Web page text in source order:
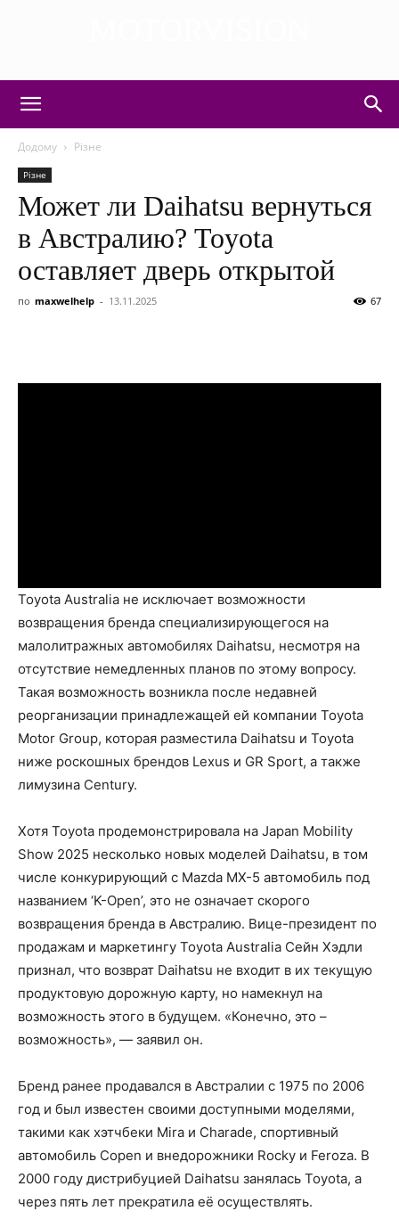
Додому Різне
Різне
Может ли Daihatsu вернуться
в Австралию? Toyota
оставляет дверь открытой
по maxwelhelp - 13.11.2025 67
Toyota Australia не исключает возможности
возвращения бренда специализирующегося на
малолитражных автомобилях Daihatsu, несмотря на
отсутствие немедленных планов по этому вопросу.
Такая возможность возникла после недавней
реорганизации принадлежащей ей компании Toyota
Motor Group, которая разместила Daihatsu и Toyota
ниже роскошных брендов Lexus и GR Sport, а также
лимузина Century.
Хотя Toyota продемонстрировала на Japan Mobility
Show 2025 несколько новых моделей Daihatsu, в том
числе конкурирующий с Mazda MX-5 автомобиль под
названием ‘K-Open’, это не означает скорого
возвращения бренда в Австралию. Вице-президент по
продажам и маркетингу Toyota Australia Сейн Хэдли
признал, что возврат Daihatsu не входит в их текущую
продуктовую дорожную карту, но намекнул на
возможность этого в будущем. «Конечно, это –
возможность», — заявил он.
Бренд ранее продавался в Австралии с 1975 по 2006
год и был известен своими доступными моделями,
такими как хэтчбеки Mira и Charade, спортивный
автомобиль Copen и внедорожники Rocky и Feroza. В
2000 году дистрибуцией Daihatsu занялась Toyota, а
через пять лет прекратила её осуществлять.